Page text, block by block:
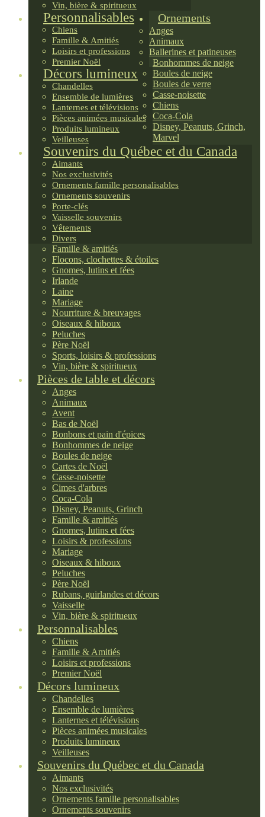
Vin, bière & spiritueux
Personnalisables
Chiens
Famille & Amitiés
Loisirs et professions
Premier Noël
Décors lumineux
Chandelles
Ensemble de lumières
Lanternes et télévisions
Pièces animées musicales
Produits lumineux
Veilleuses
Souvenirs du Québec et du Canada
Aimants
Nos exclusivités
Ornements famille personalisables
Ornements souvenirs
Porte-clés
Vaisselle souvenirs
Vêtements
Divers
Ornements
Anges
Animaux
Ballerines et patineuses
Bonhommes de neige
Boules de neige
Boules de verre
Casse-noisette
Chiens
Coca-Cola
Disney, Peanuts, Grinch,
Marvel
Famille & amitiés
Flocons, clochettes & étoiles
Gnomes, lutins et fées
Irlande
Laine
Mariage
Nourriture & breuvages
Oiseaux & hiboux
Peluches
Père Noël
Sports, loisirs & professions
Vin, bière & spiritueux
Pièces de table et décors
Anges
Animaux
Avent
Bas de Noël
Bonbons et pain d'épices
Bonhommes de neige
Boules de neige
Cartes de Noël
Casse-noisette
Cimes d'arbres
Coca-Cola
Disney, Peanuts, Grinch
Famille & amitiés
Gnomes, lutins et fées
Loisirs & professions
Mariage
Oiseaux & hiboux
Peluches
Père Noël
Rubans, guirlandes et décors
Vaisselle
Vin, bière & spiritueux
Personnalisables
Chiens
Famille & Amitiés
Loisirs et professions
Premier Noël
Décors lumineux
Chandelles
Ensemble de lumières
Lanternes et télévisions
Pièces animées musicales
Produits lumineux
Veilleuses
Souvenirs du Québec et du Canada
Aimants
Nos exclusivités
Ornements famille personalisables
Ornements souvenirs